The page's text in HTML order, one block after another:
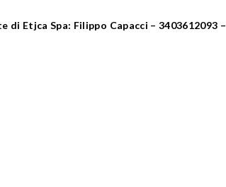
Etjca Spa: Filippo Capacci – 3403612093 –